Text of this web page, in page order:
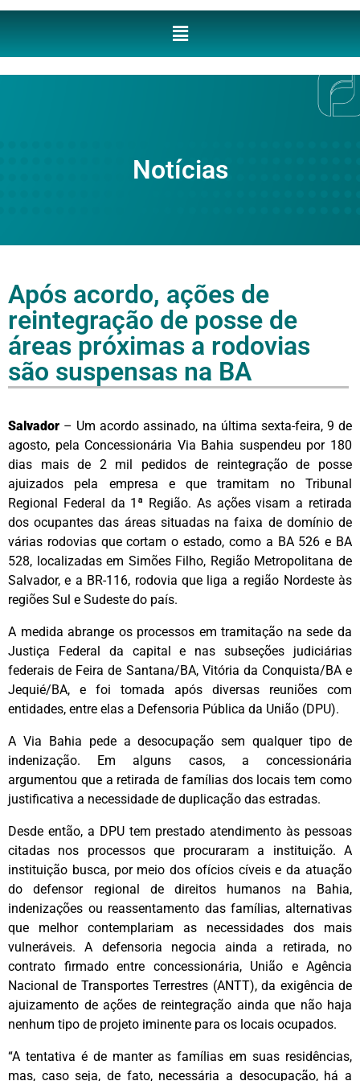
Notícias
Após acordo, ações de
reintegração de posse de
áreas próximas a rodovias
são suspensas na BA
Salvador – Um acordo assinado, na última sexta-feira, 9 de
agosto, pela Concessionária Via Bahia suspendeu por 180
dias mais de 2 mil pedidos de reintegração de posse
ajuizados pela empresa e que tramitam no Tribunal
Regional Federal da 1ª Região. As ações visam a retirada
dos ocupantes das áreas situadas na faixa de domínio de
várias rodovias que cortam o estado, como a BA 526 e BA
528, localizadas em Simões Filho, Região Metropolitana de
Salvador, e a BR-116, rodovia que liga a região Nordeste às
regiões Sul e Sudeste do país.
A medida abrange os processos em tramitação na sede da
Justiça Federal da capital e nas subseções judiciárias
federais de Feira de Santana/BA, Vitória da Conquista/BA e
Jequié/BA, e foi tomada após diversas reuniões com
entidades, entre elas a Defensoria Pública da União (DPU).
A Via Bahia pede a desocupação sem qualquer tipo de
indenização. Em alguns casos, a concessionária
argumentou que a retirada de famílias dos locais tem como
justificativa a necessidade de duplicação das estradas.
Desde então, a DPU tem prestado atendimento às pessoas
citadas nos processos que procuraram a instituição. A
instituição busca, por meio dos ofícios cíveis e da atuação
do defensor regional de direitos humanos na Bahia,
indenizações ou reassentamento das famílias, alternativas
que melhor contemplariam as necessidades dos mais
vulneráveis. A defensoria negocia ainda a retirada, no
contrato firmado entre concessionária, União e Agência
Nacional de Transportes Terrestres (ANTT), da exigência de
ajuizamento de ações de reintegração ainda que não haja
nenhum tipo de projeto iminente para os locais ocupados.
“A tentativa é de manter as famílias em suas residências,
mas, caso seja, de fato, necessária a desocupação, há a